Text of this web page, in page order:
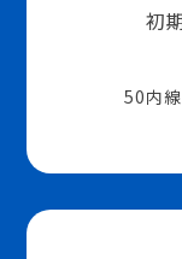
初
50内